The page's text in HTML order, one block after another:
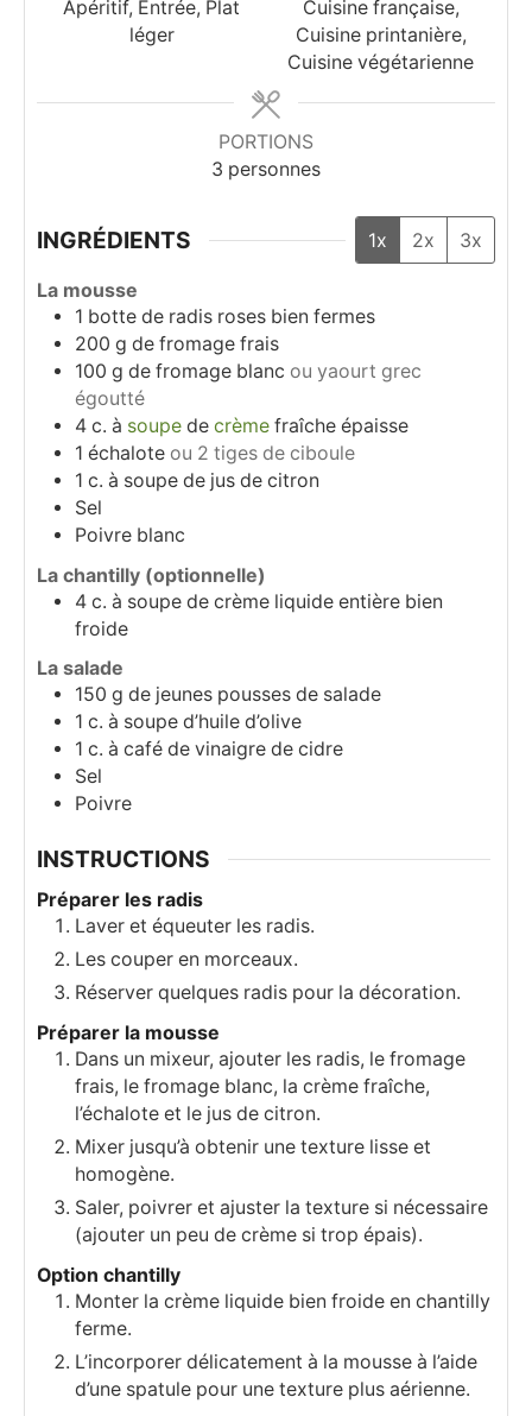
Apéritif, Entrée, Plat
léger
Cuisine française,
Cuisine printanière,
Cuisine végétarienne
PORTIONS
3 personnes
INGRÉDIENTS 1x 2x 3x
La mousse
1 botte de radis roses bien fermes
200 g de fromage frais
100 g de fromage blanc ou yaourt grec
égoutté
4 c. à soupe de crème fraîche épaisse
1 échalote ou 2 tiges de ciboule
1 c. à soupe de jus de citron
Sel
Poivre blanc
La chantilly (optionnelle)
4 c. à soupe de crème liquide entière bien
froide
La salade
150 g de jeunes pousses de salade
1 c. à soupe d’huile d’olive
1 c. à café de vinaigre de cidre
Sel
Poivre
INSTRUCTIONS
Préparer les radis
Laver et équeuter les radis.
Les couper en morceaux.
Réserver quelques radis pour la décoration.
Préparer la mousse
Dans un mixeur, ajouter les radis, le fromage
frais, le fromage blanc, la crème fraîche,
l’échalote et le jus de citron.
Mixer jusqu’à obtenir une texture lisse et
homogène.
Saler, poivrer et ajuster la texture si nécessaire
(ajouter un peu de crème si trop épais).
Option chantilly
Monter la crème liquide bien froide en chantilly
ferme.
L’incorporer délicatement à la mousse à l’aide
d’une spatule pour une texture plus aérienne.